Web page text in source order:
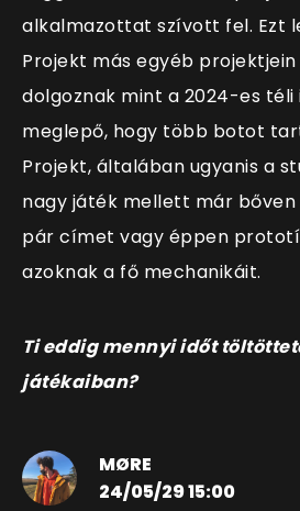
alkalmazottat szívott fel. Ezt
Projekt más egyéb
dolgoznak mint a 2024-es téli
meglepő, hogy több botot
Projekt, általában ugyanis a
nagy játék mellett már
pár címet vagy éppen
azoknak a fő mechanikáit.
Ti eddig mennyi időt
játékaiban?
MØRE
24/05/29 15:00